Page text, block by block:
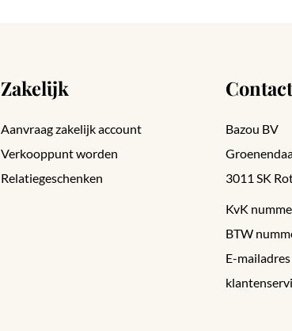
Zakelijk
Aanvraag zakelijk account
Verkooppunt worden
Relatiegeschenken
Contact
Bazou BV
3011 SK
KvK
BTW
E-mailadres